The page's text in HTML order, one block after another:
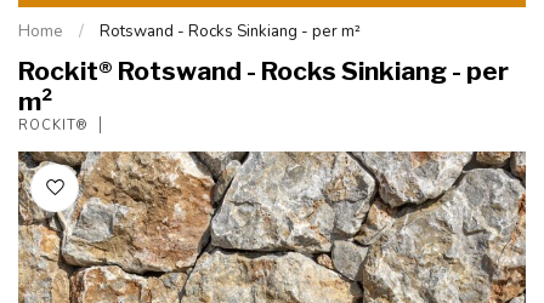
Home / Rotswand - Rocks Sinkiang - per m²
Rockit® Rotswand - Rocks Sinkiang - per
m²
ROCKIT®